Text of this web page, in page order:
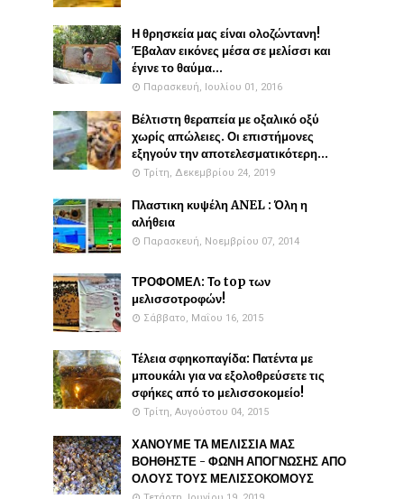
Η θρησκεία μας είναι ολοζώντανη!
Έβαλαν εικόνες μέσα σε μελίσσι και
έγινε το θαύμα...
Παρασκευή, Ιουλίου 01, 2016
Βέλτιστη θεραπεία με οξαλικό οξύ
χωρίς απώλειες. Οι επιστήμονες
εξηγούν την αποτελεσματικότερη...
Τρίτη, Δεκεμβρίου 24, 2019
Πλαστικη κυψέλη ANEL : Όλη η
αλήθεια
Παρασκευή, Νοεμβρίου 07, 2014
ΤΡΟΦΟΜΕΛ: Το top των
μελισσοτροφών!
Σάββατο, Μαΐου 16, 2015
Τέλεια σφηκοπαγίδα: Πατέντα με
μπουκάλι για να εξολοθρεύσετε τις
σφήκες από το μελισσοκομείο!
Τρίτη, Αυγούστου 04, 2015
ΧΑΝΟΥΜΕ ΤΑ ΜΕΛΙΣΣΙΑ ΜΑΣ
ΒΟΗΘΗΣΤΕ - ΦΩΝΗ ΑΠΟΓΝΩΣΗΣ ΑΠΟ
ΟΛΟΥΣ ΤΟΥΣ ΜΕΛΙΣΣΟΚΟΜΟΥΣ